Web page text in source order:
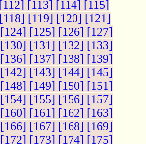
[112] [113] [114] [115]
[118] [119] [120] [121]
[124] [125] [126] [127]
[130] [131] [132] [133]
[136] [137] [138] [139]
[142] [143] [144] [145]
[148] [149] [150] [151]
[154] [155] [156] [157]
[160] [161] [162] [163]
[166] [167] [168] [169]
[172] [173] [174] [175]